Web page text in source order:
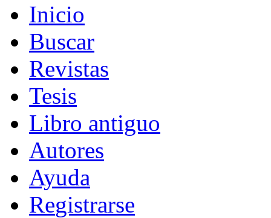
Inicio
Buscar
Revistas
Tesis
Libro antiguo
Autores
Ayuda
Registrarse